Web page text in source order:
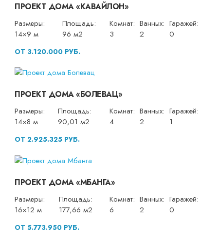
ПРОЕКТ ДОМА «КАВАЙЛОН»
Размеры:
14×9 м
Площадь:
96 м2
Комнат:
3
Ванных:
2
Гаражей:
0
ОТ 3.120.000 РУБ.
ПРОЕКТ ДОМА «БОЛЕВАЦ»
Размеры:
14×8 м
Площадь:
90,01 м2
Комнат:
4
Ванных:
2
Гаражей:
1
ОТ 2.925.325 РУБ.
ПРОЕКТ ДОМА «МБАНГА»
Размеры:
16×12 м
Площадь:
177,66 м2
Комнат:
6
Ванных:
2
Гаражей:
0
ОТ 5.773.950 РУБ.